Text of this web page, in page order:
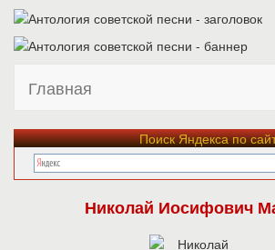
Главная
Поиск Яндекса по
Николай Иосифович